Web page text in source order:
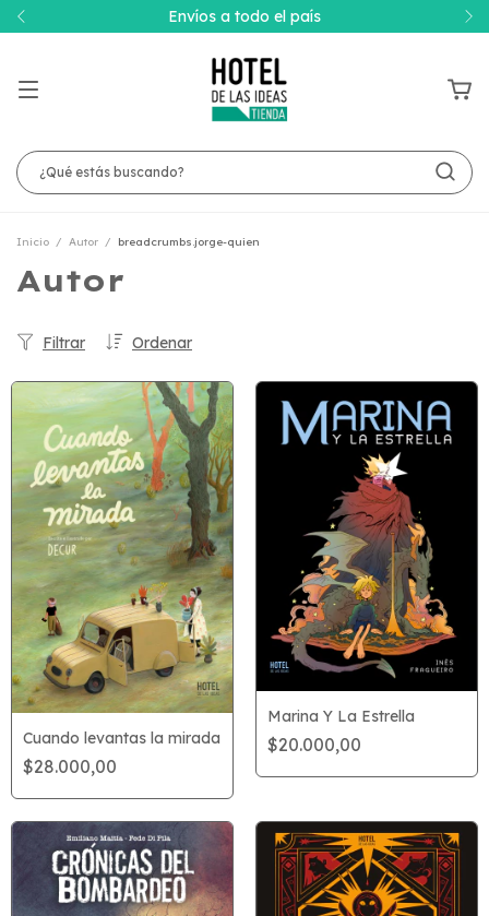
Envíos a todo el país
Inicio / Autor / breadcrumbs.jorge-quien
Autor
Ordenar
Filtrar
Cuando levantas la mirada
$28.000,00
Marina Y La Estrella
$20.000,00